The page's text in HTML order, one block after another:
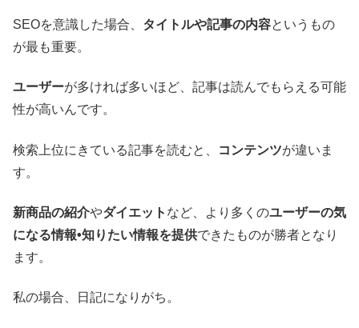
SEOを意識した場合、 タイトルや記事の内容というもの
が最も重要。
ユーザーが多ければ多いほど、記事は読んでもらえる可能
性が高いんです。
検索上位にきている記事を読むと、 コンテンツが違いま
す。
新商品の紹介やダイエット など、より多くのユーザーの気
になる情報•知りたい情報を提供できたものが勝者となり
ます。
私の場合、日記になりがち。